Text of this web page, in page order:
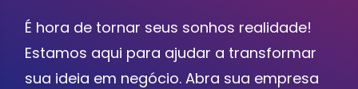
É hora de tornar seus sonhos realidade!
Estamos aqui para ajudar a transformar
sua ideia em negócio. Abra sua empresa